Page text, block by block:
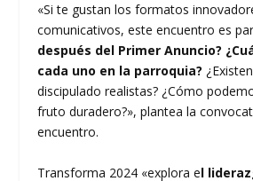
«Si te gustan los formatos
comunicativos, este encuentro es
después del Primer Anuncio?
cada uno en la parroquia?
discipulado realistas? ¿Cómo
fruto duradero?», plantea la
encuentro.
Transforma 2024 «explora el